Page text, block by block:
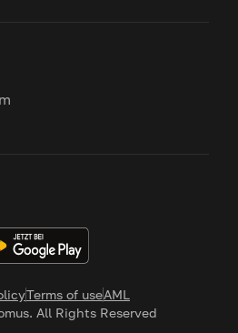
Terms of useAML
All Rights Reserved